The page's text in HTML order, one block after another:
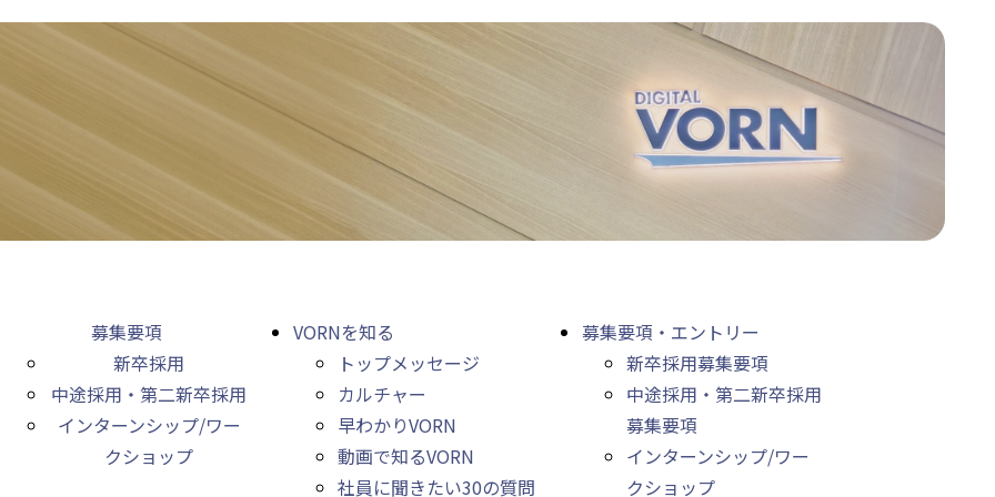
募集要項
新卒採用
中途採用・第二新卒採用
インターンシップ/ワー
クショップ
VORNを知る
トップメッセージ
カルチャー
早わかりVORN
動画で知るVORN
社員に聞きたい30の質問
募集要項・エントリー
新卒採用募集要項
中途採用・第二新卒採用
募集要項
インターンシップ/ワー
クショップ